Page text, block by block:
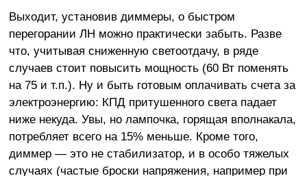
Выходит, установив диммеры, о быстром
перегорании ЛН можно практически забыть. Разве
что, учитывая сниженную светоотдачу, в ряде
случаев стоит повысить мощность (60 Вт поменять
на 75 и т.п.). Ну и быть готовым оплачивать счета за
электроэнергию: КПД притушенного света падает
ниже некуда. Увы, но лампочка, горящая вполнакала,
потребляет всего на 15% меньше. Кроме того,
диммер — это не стабилизатор, и в особо тяжелых
случаях (частые броски напряжения, например при